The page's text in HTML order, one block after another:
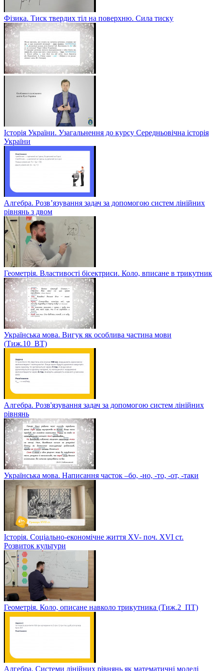
Фізика. Тиск твердих тіл на поверхню. Сила тиску
Історія України. Узагальнення до курсу Середньовічна історія
України
Алгебра. Розв’язування задач за допомогою систем лінійних
рівнянь з двом
Геометрія. Властивості бісектриси. Коло, вписане в трикутник
Українська мова. Вигук як особлива частина мови
(Тиж.10_ВТ)
Алгебра. Розв'язування задач за допомогою систем лінійних
рівнянь
Українська мова. Написання часток –бо, -но, -то, -от, -таки
Історія. Соціально-економічне життя XV- поч. XVI ст.
Розвиток культури
Геометрія. Коло, описане навколо трикутника (Тиж.2_ПТ)
Алгебра. Системи лінійних рівнянь як математичні моделі